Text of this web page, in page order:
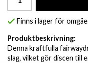
Finns i lager för
Produktbeskrivning:
Denna kraftfulla
slag, vilket gör discen till